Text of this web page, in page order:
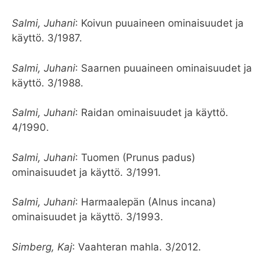
Salmi, Juhani: Koivun puuaineen ominaisuudet ja
käyttö. 3/1987.
Salmi, Juhani: Saarnen puuaineen ominaisuudet ja
käyttö. 3/1988.
Salmi, Juhani: Raidan ominaisuudet ja käyttö.
4/1990.
Salmi, Juhani: Tuomen (Prunus padus)
ominaisuudet ja käyttö. 3/1991.
Salmi, Juhani: Harmaalepän (Alnus incana)
ominaisuudet ja käyttö. 3/1993.
Simberg, Kaj: Vaahteran mahla. 3/2012.